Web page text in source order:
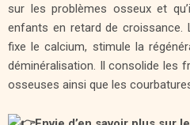
sur les problèmes osseux et
enfants en retard de croissance.
fixe le calcium, stimule la
déminéralisation. Il consolide les
osseuses ainsi que les